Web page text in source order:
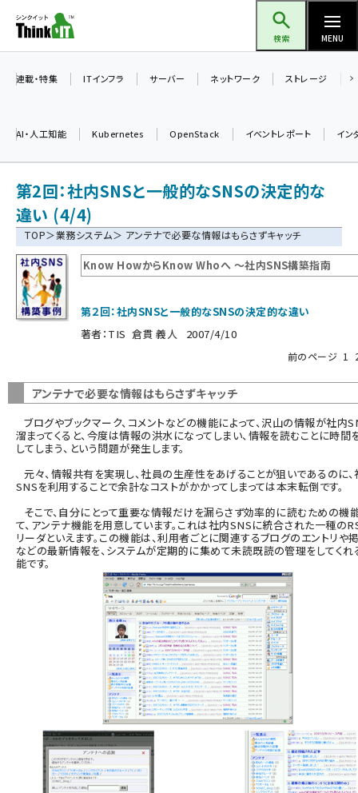
ン
ツ
検索 MENU
ai (2497)
加藤銘のチーム貢献～仲間と築いた勝利の絆～ (2315)
iot女子会 (2281)
北海道をのんびり旅する晴山佳須夫のヒント集！ (2037)
genai (1484)
ai crunch (1355)
連載・特集 ITインフラ サーバー ネットワーク ストレージ
AI・人工知能 Kubernetes OpenStack イベントレポート イン
第2回：社内SNSと一般的なSNSの決定的な
違い (4/4)
TOP＞業務システム＞ アンテナで必要な情報はもらさずキャッチ
Know HowからKnow Whoへ 〜社内SNS構築指南
第２回：社内SNSと一般的なSNSの決定的な違い
著者： TIS 倉貫 義人 2007/4/10
前のページ 1
アンテナで必要な情報はもらさずキャッチ
ブログやブックマーク、コメントなどの機能によって、沢山の情報が社内
溜まってくると、今度は情報の洪水になってしまい、情報を読むことに時間
してしまう、という問題が発生します。
元々、情報共有を実現し、社員の生産性をあげることが狙いであるのに
SNSを利用することで余計なコストがかかってしまっては本末転倒です。
そこで、自分にとって重要な情報だけを漏らさず効率的に読むための機
て、アンテナ機能を用意しています。これは社内SNSに統合された一種の
リーダといえます。この機能は、利用者ごとに関連するブログのエントリや
などの最新情報を、システムが定期的に集めて未読既読の管理をしてくれ
能です。